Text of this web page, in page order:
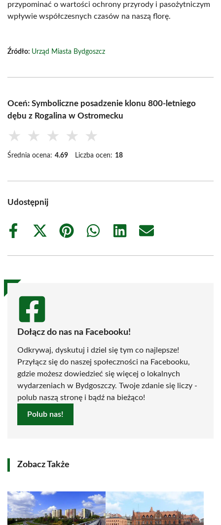
przypominać o wartości ochrony przyrody i pasożytniczym
wpływie współczesnych czasów na naszą florę.
Źródło: Urząd Miasta Bydgoszcz
Oceń: Symboliczne posadzenie klonu 800-letniego
dębu z Rogalina w Ostromecku
★ ★ ★ ★ ★
Średnia ocena: 4.69 Liczba ocen: 18
Udostępnij
Share
Share
(Twitter)
Share
Share
Share
Share
Dołącz do nas na Facebooku!
Odkrywaj, dyskutuj i dziel się tym co najlepsze!
Przyłącz się do naszej społeczności na Facebooku,
gdzie możesz dowiedzieć się więcej o lokalnych
wydarzeniach w Bydgoszczy. Twoje zdanie się liczy -
polub naszą stronę i bądź na bieżąco!
Polub nas!
Zobacz Także